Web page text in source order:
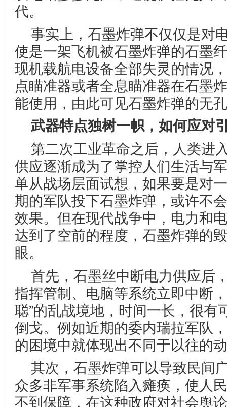
代。
事实上，石墨炸弹不仅仅是对
使是一架飞机被石墨炸弹的石墨
现机载航电设备全部失灵的情况
点瞄准器或者全息瞄准器在石墨
能使用，由此可见石墨炸弹的无
武器特点独树一帜，如何应对
第二次工业革命之后，人类进
供应逐渐成为了掌控人们生活与
单从战场层面试想，如果要是对
期的军队投下石墨炸弹，或许不
效果。但在现代战争中，电力和
达到了空前的程度，石墨炸弹的
眼。
首先，石墨丝中断电力供应后
指挥管制、电脑等系统立即中断
聪”的乱战境地，时间一长，很有
倒戈。例如近期的委内瑞拉军队
的困境中就体现出不同于以往的
其次，石墨炸弹可以导致民间
众多非军事系统陷入瘫痪，使人
不到保障，在这种政府对社会舆